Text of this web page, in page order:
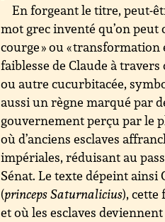
En forgeant le titre, peut-
mot grec inventé qu’on peut
courge » ou «
faiblesse de Claude à
ou autre cucurbitacée,
aussi un règne marqué par
gouvernement perçu par le
où d’anciens esclaves
impériales, réduisant au
Sénat. Le texte dépeint ainsi
(princeps Saturnalicius), cette
et où les esclaves